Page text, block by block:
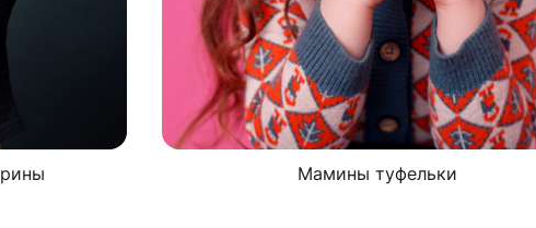
Мамины туфельки